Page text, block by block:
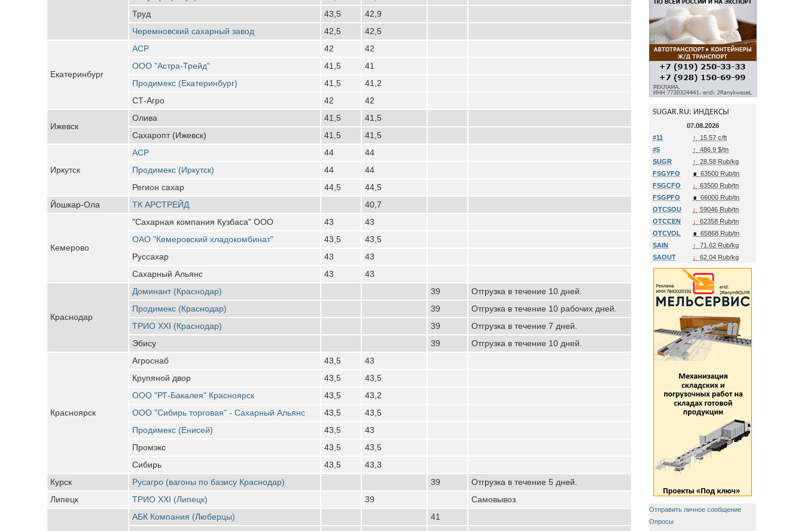
Труд
43,5
42,9
Черемновский сахарный завод
42,5 42,5
Екатеринбург
АСР 42
42
ООО "Астра-Трейд"
41,5
41
Продимекс (Екатеринбург)
41,5
41,2
СТ-Агро
42 42
Ижевск
Олива 41,5
41,5
Сахаропт (Ижевск)
41,5 41,5
Иркутск
АСР 44
44
Продимекс (Иркутск)
44
44
Регион сахар
44,5
44,5
Йошкар-Ола
ТК АРСТРЕЙД 40,7
Кемерово
"Сахарная компания Кузбаса" ООО 43
43
ОАО "Кемеровский хладокомбинат"
43,5
43,5
Руссахар
43
43
Сахарный Альянс
43 43
Краснодар
Доминант (Краснодар) 39
Отгрузка в течение 10 дней.
Продимекс (Краснодар)
39
Отгрузка в течение 10 рабочих дней.
ТРИО XXI (Краснодар)
39
Отгрузка в течение 7 дней.
Эбису
39 Отгрузка в течение 10 дней.
Красноярск
Агроснаб 43,5
43
Крупяной двор
43,5
43,5
ООО "РТ-Бакалея" Красноярск
43,5
43,2
ООО "Сибирь торговая" - Сахарный Альянс
43,5
43,5
Продимекс (Енисей)
43,5
43
Промэкс
43,5
43,5
Сибирь
43,5
43,3
Курск
Русагро (вагоны по базису Краснодар) 39
Отгрузка в течение 5 дней.
Липецк
ТРИО ХХI (Липецк) 39 Самовывоз.
АБК Компания (Люберцы)
41
SUGAR.RU: ИНДЕКСЫ
07.08.2026
#11
↑
15.57 c/ft
#5
↑
486.9 $/tn
SUGR
↑
28.58 Rub/kg
FSGYFO
∎ 63500 Rub/tn
FSGCFO
↓
63500 Rub/tn
FSGPFO
∎ 66000 Rub/tn
OTCSOU
↓
59046 Rub/tn
OTCCEN
↓
62358 Rub/tn
OTCVOL
∎ 65868 Rub/tn
SAIN
↑
71.62 Rub/kg
SAOUT
↓ 62.04 Rub/kg
Отправить личное сообщение
Опросы